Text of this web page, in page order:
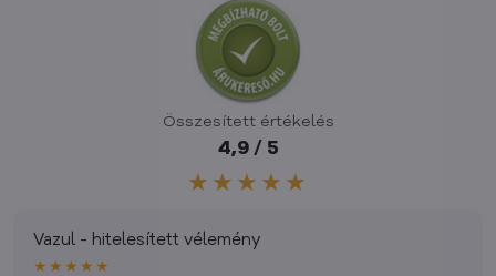
Összesített értékelés
4,9 / 5
★★★★★
Vazul - hitelesített vélemény
★★★★★